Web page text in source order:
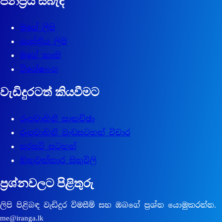
මගේ ලිපි
ශාස්ත්‍රීය ලිපි
මගේ කෘති
විශේෂාංග
වැඩිදුරටත් කියවීමට
රූපවාහිනී සාකච්ඡා
රූපවාහිනී වැඩසටහන් විචාර
සරසවි සටහන්
හිතුවක්කාර සිතුවිලි
ප්‍රශ්නවලට පිළිතුරු
ලිපි පිළිබඳ වැඩිදුර විමසීම් සහ ඔබගේ ප්‍රශ්න යොමුකරන්න.
me@iranga.lk